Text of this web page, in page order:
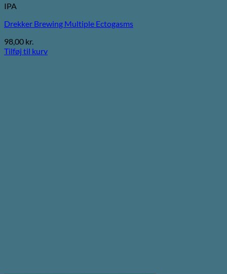
IPA
Drekker Brewing Multiple Ectogasms
98,00 kr.
Tilføj til kurv